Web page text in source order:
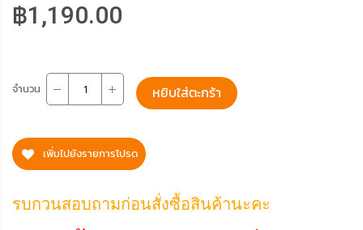
฿1,190.00
จำนวน หยิบใส่ตะกร้า
เพิ่มไปยังรายการโปรด
รบกวนสอบถามก่อนสั่งซื้อสินค้านะคะ